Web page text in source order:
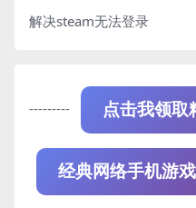
解决steam无法登录
--------- 点击我领取
经典网络手机游戏